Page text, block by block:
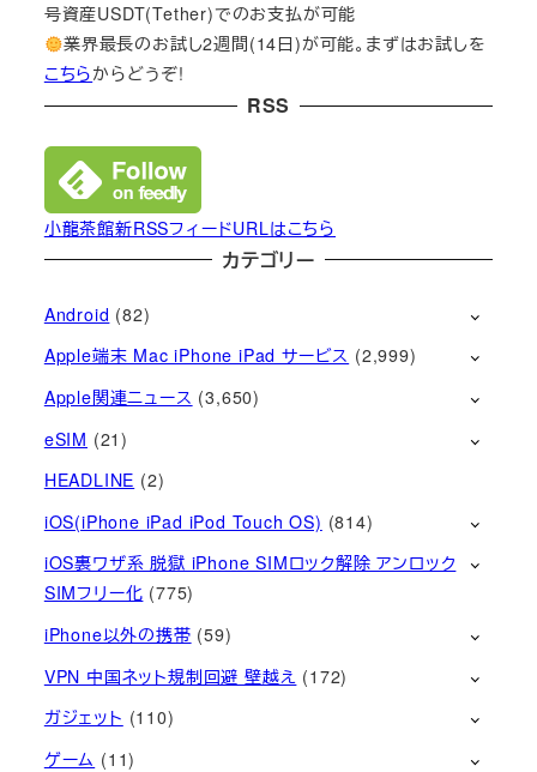
号資産USDT(Tether)でのお支払が可能
業界最長のお試し2週間(14日)が可能。まずはお試しを
こちらからどうぞ!
RSS
小龍茶館新RSSフィードURLはこちら
カテゴリー
Android (82)
Apple端末 Mac iPhone iPad サービス (2,999)
Apple関連ニュース (3,650)
eSIM (21)
HEADLINE (2)
iOS(iPhone iPad iPod Touch OS) (814)
iOS裏ワザ系 脱獄 iPhone SIMロック解除 アンロック
SIMフリー化 (775)
iPhone以外の携帯 (59)
VPN 中国ネット規制回避 壁越え (172)
ガジェット (110)
ゲーム (11)